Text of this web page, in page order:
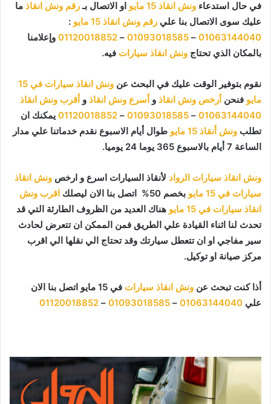
في حال استدعاء ونش انقاذ 15 مايو او الاتصال بـرقم ونش انقاذ ما
عليك سوى الاتصال بنا علي رقم ونش انقاذ 15 مايو
:
01063144040
–
01093018585
–
01120018852 وإعلامنا
بالمكان الذي تحتاج ونش انقاذ سيارات فيه.
نقوم بتوفير الوقت عليك في البحث عن
ونش انقاذ سيارات في 15
مايو فنحن أرخص ونش انقاذ و أسرع ونش انقاذ و أقرب ونش انقاذ
01063144040
–
01093018585
–
01120018852 يمكنك ان
تطلب ونش أنقاذ 15 مايو
طوال أيام الاسبوع نقدم خدماتنا علي مدار
الساعة 7 أيام بالاسبوع 365 يوما 24 يوميا.
ونش انقاذ سيارات الرواد لأنقاذ السيارات اسرع و ارخص ونش انقاذ
سيارات في 15 مايو
بخصم 50% اتصل بنا الان ليصلك
اقرب ونش
انقاذ سيارات في 15 مايو
هناك العديد من الظروف الطارئة التي قد
تحدث لنا اثناء القيادة علي الطريق فمن الممكن ان تتعرض لحادث
سير مفاجي او ان تتعطل سيارتك وقد تحتاج الي نقلها الي اقرب
مركز صيانة او توكيل.
أذا كنت تبحث عن ونش انقاذ سيارات
في 15 مايو اتصل بنا الان
علي 01063144040
–
01093018585
–
01120018852